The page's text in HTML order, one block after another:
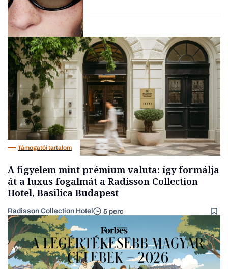
AI
Támogatói tartalom
A figyelem mint prémium valuta: így formálja
át a luxus fogalmát a Radisson Collection
Hotel, Basilica Budapest
Radisson Collection Hotel 5 perc